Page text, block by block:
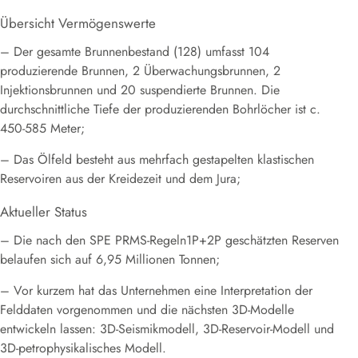
Übersicht Vermögenswerte
– Der gesamte Brunnenbestand (128) umfasst 104
produzierende Brunnen, 2 Überwachungsbrunnen, 2
Injektionsbrunnen und 20 suspendierte Brunnen. Die
durchschnittliche Tiefe der produzierenden Bohrlöcher ist c.
450-585 Meter;
– Das Ölfeld besteht aus mehrfach gestapelten klastischen
Reservoiren aus der Kreidezeit und dem Jura;
Aktueller Status
– Die nach den SPE PRMS-Regeln1P+2P geschätzten Reserven
belaufen sich auf 6,95 Millionen Tonnen;
– Vor kurzem hat das Unternehmen eine Interpretation der
Felddaten vorgenommen und die nächsten 3D-Modelle
entwickeln lassen: 3D-Seismikmodell, 3D-Reservoir-Modell und
3D-petrophysikalisches Modell.